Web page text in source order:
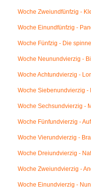
Woche Zweiundfünfzig -
Woche Einundfünfzig -
Woche Fünfzig - Die
Woche Neunundvierzig -
Woche Achtundvierzig -
Woche Siebenundvierzig -
Woche Sechsundvierzig -
Woche Fünfundvierzig -
Woche Vierundvierzig -
Woche Dreiundvierzig -
Woche Zweiundvierzig -
Woche Einundvierzig -